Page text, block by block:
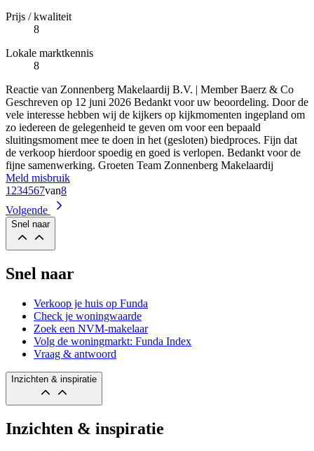
Prijs / kwaliteit
8
Lokale marktkennis
8
Reactie van Zonnenberg Makelaardij B.V. | Member Baerz & Co
Geschreven op 12 juni 2026 Bedankt voor uw beoordeling. Door de
vele interesse hebben wij de kijkers op kijkmomenten ingepland om
zo iedereen de gelegenheid te geven om voor een bepaald
sluitingsmoment mee te doen in het (gesloten) biedproces. Fijn dat
de verkoop hierdoor spoedig en goed is verlopen. Bedankt voor de
fijne samenwerking. Groeten Team Zonnenberg Makelaardij
Meld misbruik
1 234567van8
Volgende
Snel naar
Snel naar
Verkoop je huis op Funda
Check je woningwaarde
Zoek een NVM-makelaar
Volg de woningmarkt: Funda Index
Vraag & antwoord
Inzichten & inspiratie
Inzichten & inspiratie